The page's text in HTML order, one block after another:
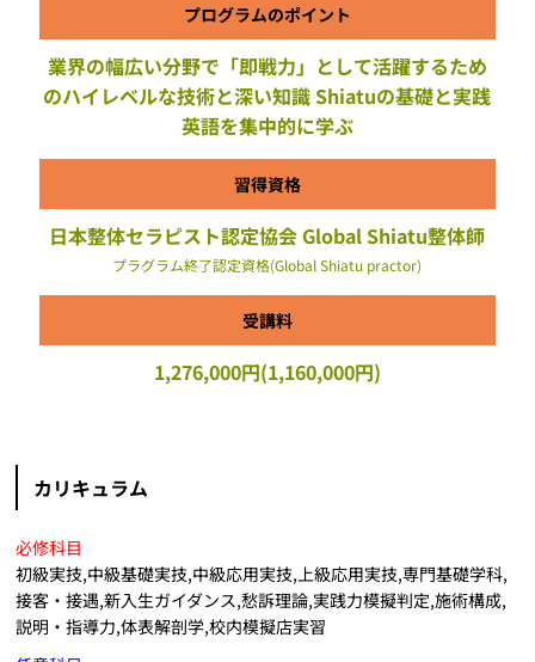
プログラムのポイント
業界の幅広い分野で「即戦力」として活躍するため
のハイレベルな技術と深い知識 Shiatuの基礎と実践
英語を集中的に学ぶ
習得資格
日本整体セラピスト認定協会 Global Shiatu整体師
プラグラム終了認定資格(Global Shiatu practor)
受講料
1,276,000円(1,160,000円)
カリキュラム
必修科目
初級実技,中級基礎実技,中級応用実技,上級応用実技,専門基礎学科,
接客・接遇,新入生ガイダンス,愁訴理論,実践力模擬判定,施術構成,
説明・指導力,体表解剖学,校内模擬店実習